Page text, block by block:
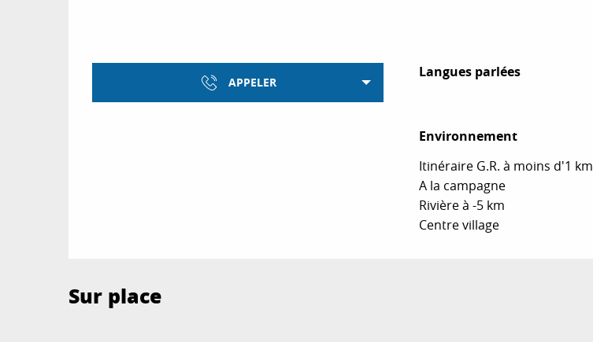
APPELER
Langues parlées
Langues parlées
Environnement
Environnement
Itinéraire G.R. à moins d'1 km
A la campagne
Rivière à -5 km
Centre village
Sur place